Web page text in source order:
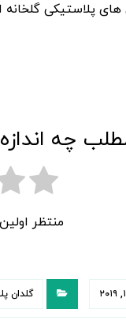
پلاستیکی
چه
منتظر
گلدان